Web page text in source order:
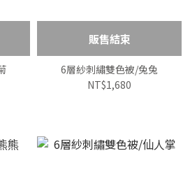
販售結束
6層紗刺繡雙色被/兔兔
NT$1,680